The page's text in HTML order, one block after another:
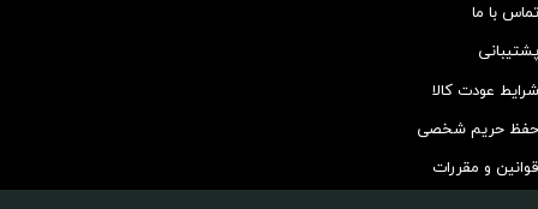
تماس با ما
پشتیبانی
شرایط عودت کالا
حفظ حریم شخصی
قوانین و مقررات